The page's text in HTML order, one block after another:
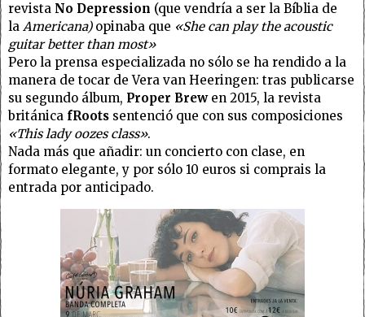
revista No Depression (que vendría a ser la Bíblia de
la Americana) opinaba que «She can play the acoustic
guitar better than most»
Pero la prensa especializada no sólo se ha rendido a la
manera de tocar de Vera van Heeringen: tras publicarse
su segundo álbum, Proper Brewen 2015, la revista
británica fRoots sentenció que con sus composiciones
«This lady oozes class».
Nada más que añadir: un concierto con clase, en
formato elegante, y por sólo 10 euros si comprais la
entrada por anticipado.